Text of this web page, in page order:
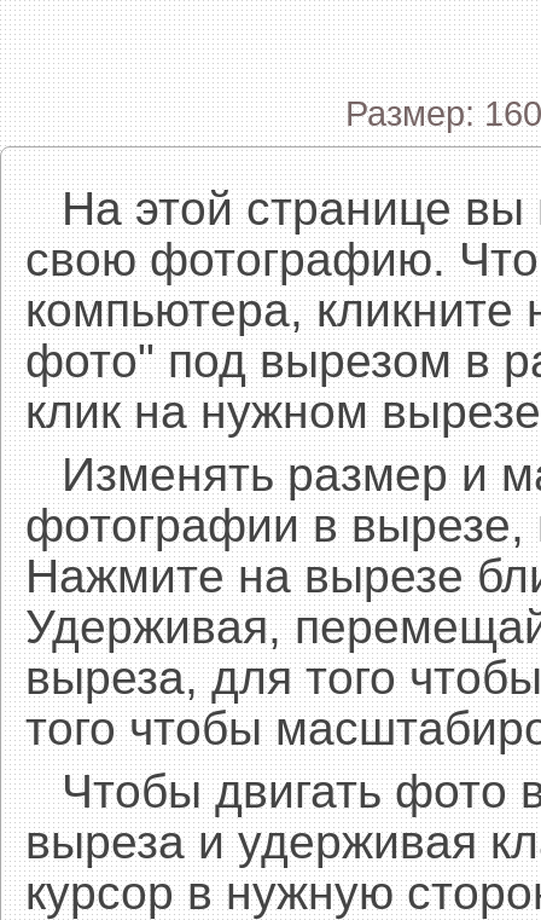
Размер:
На этой странице вы
свою фотографию.
компьютера, кликните
фото" под вырезом в
клик на нужном
Изменять размер и
фотографии в
Нажмите на вырезе
Удерживая,
выреза, для того
того чтобы
Чтобы двигать фото
выреза и удерживая
курсор в нужную